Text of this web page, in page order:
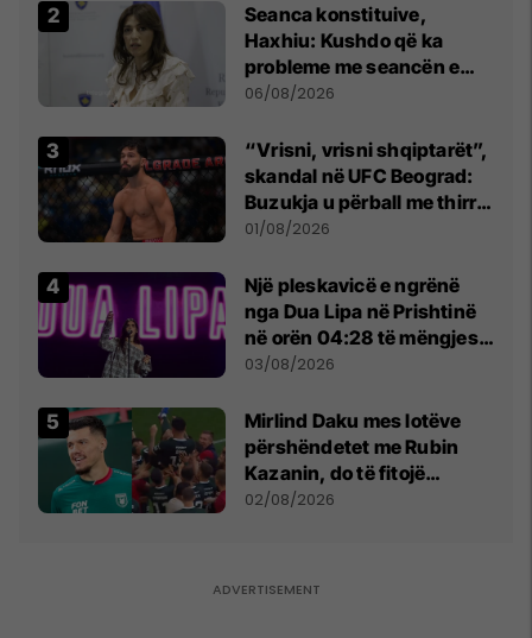
Seanca konstituive,
Haxhiu: Kushdo që ka
probleme me seancën e
sotme e ftoj t’i drejtohet
06/08/2026
“Vrisni, vrisni shqiptarët”,
skandal në UFC Beograd:
Buzukja u përball me thirrje
anti-shqiptare nga
01/08/2026
Një pleskavicë e ngrënë
nga Dua Lipa në Prishtinë
në orën 04:28 të mëngjesit
- dhe bota digjitale serbe
03/08/2026
Mirlind Daku mes lotëve
përshëndetet me Rubin
Kazanin, do të fitojë
miliona te Spartak Moska
02/08/2026